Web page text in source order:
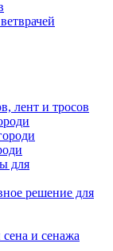
лент и тросов
для
решение для
сена и сенажа